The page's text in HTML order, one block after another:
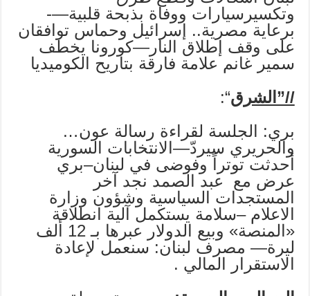
وتكسيرسيارات ووفاة بذبحة قلبية—-
برعاية مصرية.. إسرائيل وحماس توافقان
على وقف إطلاق النار—كورونا يخطف
سمير غانم علامة فارقة بتاريح الكوميديا
//”الشرق“:
بري: الجلسة لقراءة رسالة عون…
والحريري سيردّ—الانتخابات السورية
أحدثت توتراً وفوضى في لبنان–بري
عرض مع عبد الصمد نجد آخر
المستجدات السياسية وشؤون وزارة
الاعلام –سلامة يستكمل آلية انطلاقة
«المنصة» وبيع الدولار عبرها بـ 12 ألف
ليرة— مصرف لبنان: سنعمل لإعادة
الاستقرار المالي .